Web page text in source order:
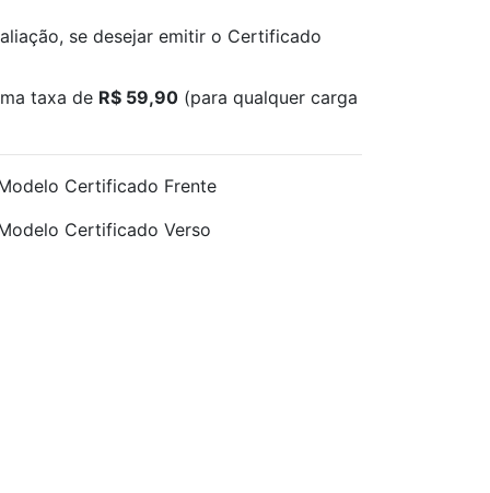
se desejar emitir o Certificado
taxa de R$ 59,90 (para qualquer carga